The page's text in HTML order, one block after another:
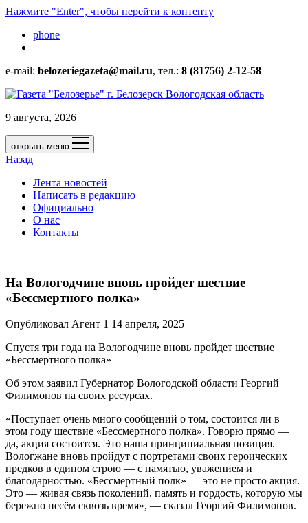
Нажмите "Enter", чтобы перейти к контенту
phone
e-mail: belozeriegazeta@mail.ru, тел.: 8 (81756) 2-12-58
9 августа, 2026
открыть меню
Назад
Лента новостей
Написать в редакцию
Официально
О нас
Контакты
На Вологодчине вновь пройдет шествие
«Бессмертного полка»
Опубликовал Агент 1 14 апреля, 2025
Спустя три года на Вологодчине вновь пройдет шествие
«Бессмертного полка»
Об этом заявил Губернатор Вологодской области Георгий
Филимонов на своих ресурсах.
«Поступает очень много сообщений о том, состоится ли в
этом году шествие «Бессмертного полка». Говорю прямо —
да, акция состоится. Это наша принципиальная позиция.
Вологжане вновь пройдут с портретами своих героических
предков в едином строю — с памятью, уважением и
благодарностью. «Бессмертный полк» — это не просто акция.
Это — живая связь поколений, память и гордость, которую мы
бережно несём сквозь время», — сказал Георгий Филимонов.